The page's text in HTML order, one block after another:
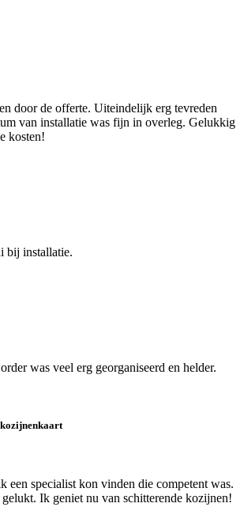
door de offerte. Uiteindelijk erg tevreden
van installatie was fijn in overleg. Gelukkig
kosten!
bij installatie.
was veel erg georganiseerd en helder.
een specialist kon vinden die competent was.
Ik geniet nu van schitterende kozijnen!